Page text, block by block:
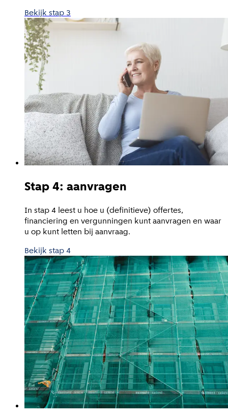
Bekijk stap 3
Stap 4: aanvragen
In stap 4 leest u hoe u (definitieve) offertes,
financiering en vergunningen kunt aanvragen en waar
u op kunt letten bij aanvraag.
Bekijk stap 4